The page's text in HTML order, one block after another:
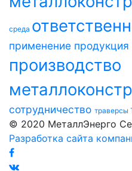
среда
применение продукция
производство
сотрудничество траверсы
© 2020 МеталлЭнерго
Разработка сайта